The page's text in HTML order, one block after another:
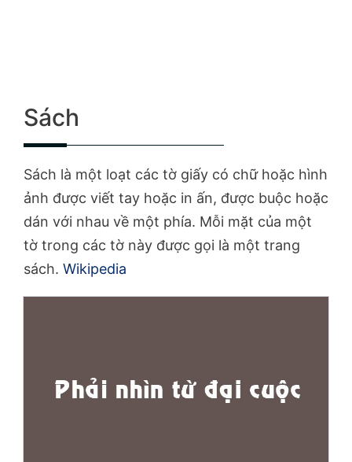
Sách
Sách là một loạt các tờ giấy có chữ hoặc hình
ảnh được viết tay hoặc in ấn, được buộc hoặc
dán với nhau về một phía. Mỗi mặt của một
tờ trong các tờ này được gọi là một trang
sách. Wikipedia